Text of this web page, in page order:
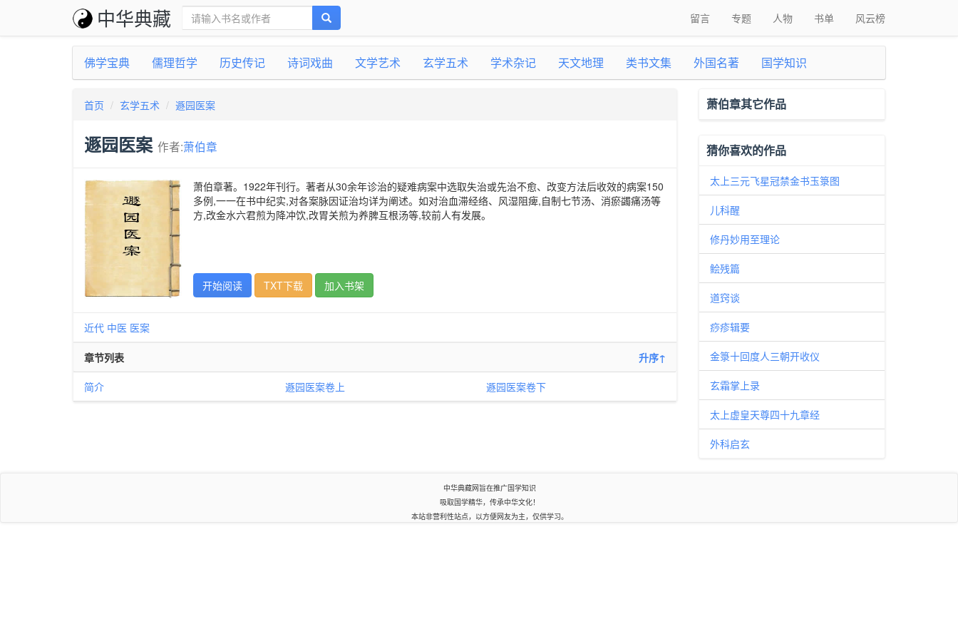
中华典藏 留言 专题 人物 书单 风云榜
佛学宝典 儒理哲学 历史传记 诗词戏曲 文学艺术 玄学五术 学术杂记 天文地理 类书文集 外国名著 国学知识
首页 玄学五术 遯园医案
遯园医案 作者:萧伯章
萧伯章著。1922年刊行。著者从30余年诊治的疑难病案中选取失治或先治不愈、改变方法后收效的病案150
多例,一一在书中纪实,对各案脉因证治均详为阐述。如对治血滞经络、风湿阻痺,自制七节汤、消瘀蠲痛汤等
方,改金水六君煎为降冲饮,改胃关煎为养脾互根汤等,较前人有发展。
开始阅读 TXT下载 加入书架
近代 中医 医案
章节列表 升序↑
简介 遯园医案卷上 遯园医案卷下
萧伯章其它作品
猜你喜欢的作品
太上三元飞星冠禁金书玉箓图
儿科醒
修丹妙用至理论
鲙残篇
道窍谈
痧疹辑要
金箓十回度人三朝开收仪
玄霜掌上录
太上虚皇天尊四十九章经
外科启玄
中华典藏网旨在推广国学知识
吸取国学精华，传承中华文化！
本站非营利性站点，以方便网友为主，仅供学习。